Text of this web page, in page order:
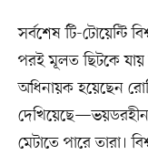
সর্বশেষ টি-টোয়েন্টি
পরই মূলত ছিটকে
অধিনায়ক হয়েছেন
দেখিয়েছে—ভয়ডরহীন
মেটাতে পারে তারা।